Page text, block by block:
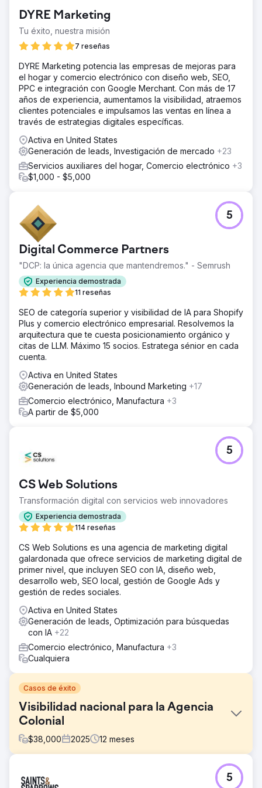
DYRE Marketing
Tu éxito, nuestra misión
7 reseñas
DYRE Marketing potencia las empresas de mejoras para
el hogar y comercio electrónico con diseño web, SEO,
PPC e integración con Google Merchant. Con más de 17
años de experiencia, aumentamos la visibilidad, atraemos
clientes potenciales e impulsamos las ventas en línea a
través de estrategias digitales específicas.
Activa en United States
Generación de leads, Investigación de mercado +23
Servicios auxiliares del hogar, Comercio electrónico +3
$1,000 - $5,000
Digital Commerce Partners
"DCP: la única agencia que mantendremos." - Semrush
Experiencia demostrada
11 reseñas
5
SEO de categoría superior y visibilidad de IA para Shopify
Plus y comercio electrónico empresarial. Resolvemos la
arquitectura que te cuesta posicionamiento orgánico y
citas de LLM. Máximo 15 socios. Estratega sénior en cada
cuenta.
Activa en United States
Generación de leads, Inbound Marketing +17
Comercio electrónico, Manufactura +3
A partir de $5,000
CS Web Solutions
Transformación digital con servicios web innovadores
Experiencia demostrada
114 reseñas
5
CS Web Solutions es una agencia de marketing digital
galardonada que ofrece servicios de marketing digital de
primer nivel, que incluyen SEO con IA, diseño web,
desarrollo web, SEO local, gestión de Google Ads y
gestión de redes sociales.
Activa en United States
Generación de leads, Optimización para búsquedas
con IA +22
Comercio electrónico, Manufactura +3
Cualquiera
Casos de éxito
Visibilidad nacional para la Agencia
Colonial
$38,000 2025 12 meses
Colonial Agency necesitaba ampliar su visibilidad a nivel
5